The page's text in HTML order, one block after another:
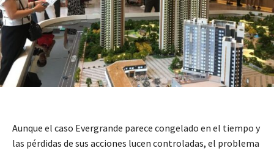
Aunque el caso Evergrande parece congelado en el tiempo y
las pérdidas de sus acciones lucen controladas, el problema